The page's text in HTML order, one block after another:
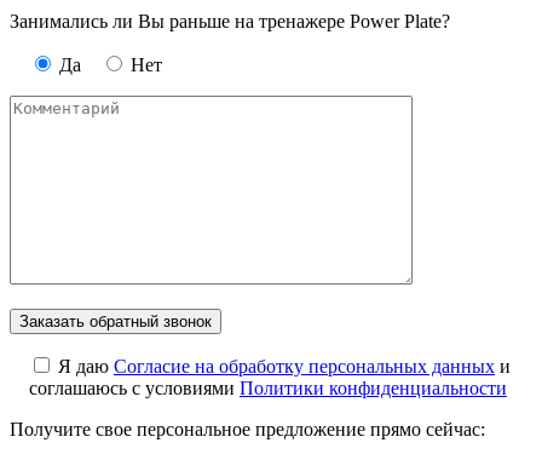
Занимались ли Вы раньше на тренажере Power Plate?
Да Нет
Я даю Cогласие на обработку персональных данных и
соглашаюсь с условиями Политики конфиденциальности
Получите свое персональное предложение прямо сейчас: